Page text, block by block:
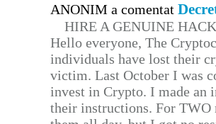
ANONIM a comentat
HIRE A GENUINE
Hello everyone, The
individuals have lost their
victim. Last October I was
invest in Crypto. I made
their instructions. For TWO